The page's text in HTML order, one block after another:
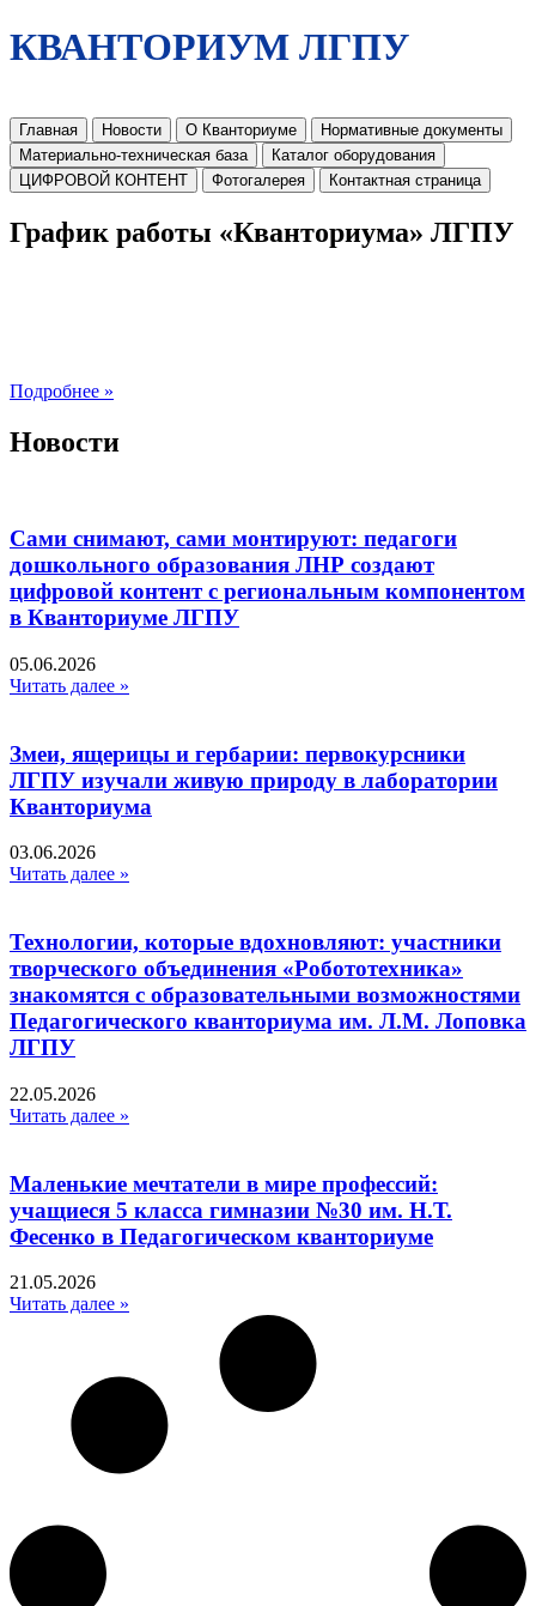
КВАНТОРИУМ ЛГПУ
Главная Новости О Кванториуме
Нормативные документы
Материально-техническая база
Каталог оборудования
ЦИФРОВОЙ КОНТЕНТ
Фотогалерея Контактная страница
График работы «Кванториума» ЛГПУ
Подробнее »
Новости
Сами снимают, сами монтируют: педагоги
дошкольного образования ЛНР создают
цифровой контент с региональным компонентом
в Кванториуме ЛГПУ​
05.06.2026
Читать далее »
Змеи, ящерицы и гербарии: первокурсники
ЛГПУ изучали живую природу в лаборатории
Кванториума
03.06.2026
Читать далее »
Технологии, которые вдохновляют: участники
творческого объединения «Робототехника»
знакомятся с образовательными возможностями
Педагогического кванториума им. Л.М. Лоповка
ЛГПУ
22.05.2026
Читать далее »
Маленькие мечтатели в мире профессий:
учащиеся 5 класса гимназии №30 им. Н.Т.
Фесенко в Педагогическом кванториуме
21.05.2026
Читать далее »